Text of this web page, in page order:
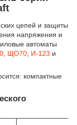
цепей и защиты
напряжения и
автоматы
, ЩО70, И-123 и
компактные